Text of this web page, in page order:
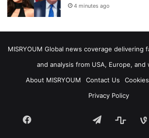
4 minutes ago
MISRYOUM Global news coverage delivering
and analysis from USA, Europe, and
About MISRYOUM
Contact Us
Privacy Policy
Facebook vk.comTelegramstats